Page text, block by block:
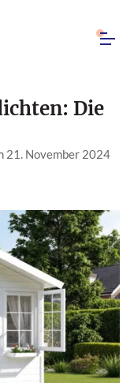
Die
21. November 2024